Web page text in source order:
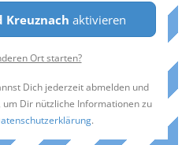
Kreuznach aktivieren
Ort starten?
Dich jederzeit abmelden und
Dir nützliche Informationen zu
.